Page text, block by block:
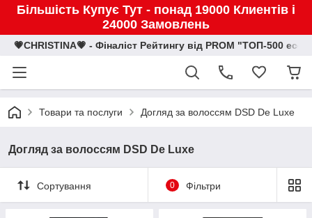
Більшість Купує Тут - понад 19000 Клиентів і
24000 Замовлень
💗CHRISTINA💗 - Фіналіст Рейтингу від PROM "ТОП-500
Товари та послуги Догляд за волоссям DSD De Luxe
Догляд за волоссям DSD De Luxe
Сортування 0 Фільтри